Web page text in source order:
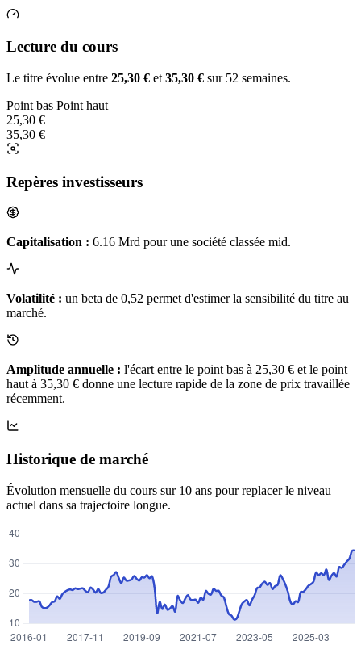
Lecture du cours
Le titre évolue entre 25,30 € et 35,30 € sur 52 semaines.
Point bas Point haut
25,30 €
35,30 €
Repères investisseurs
Capitalisation : 6.16 Mrd pour une société classée mid.
Volatilité : un beta de 0,52 permet d'estimer la sensibilité du titre au
marché.
Amplitude annuelle : l'écart entre le point bas à 25,30 € et le point
haut à 35,30 € donne une lecture rapide de la zone de prix travaillée
récemment.
Historique de marché
Évolution mensuelle du cours sur 10 ans pour replacer le niveau
actuel dans sa trajectoire longue.